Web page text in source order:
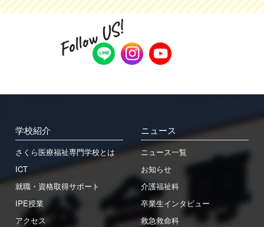
Follow US!
学校紹介
さくら医療福祉専門学校とは
ICT
就職・資格取得サポート
IPE授業
アクセス
ニュース
ニュース一覧
お知らせ
介護福祉科
卒業生インタビュー
救急救命科